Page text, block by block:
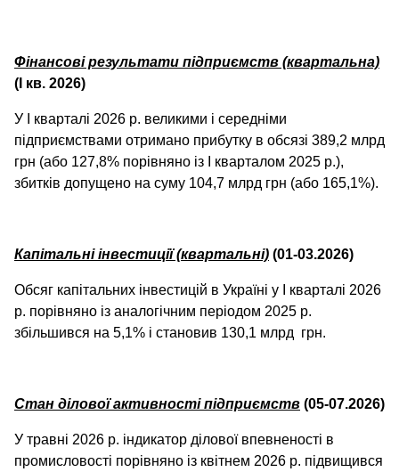
Фінансові результати підприємств (квартальна)
(І кв. 2026)
У І кварталі 2026 р. великими і середніми
підприємствами отримано прибутку в обсязі 389,2 млрд
грн (або 127,8% порівняно із І кварталом 2025 р.),
збитків допущено на суму 104,7 млрд грн (або 165,1%).
Капітальні інвестиції (квартальні) (01-03.2026)
Обсяг капітальних інвестицій в Україні у І кварталі 2026
р. порівняно із аналогічним періодом 2025 р.
збільшився на 5,1% і становив 130,1 млрд грн.
Стан ділової активності підприємств (05-07.2026)
У травні 2026 р. індикатор ділової впевненості в
промисловості порівняно із квітнем 2026 р. підвищився